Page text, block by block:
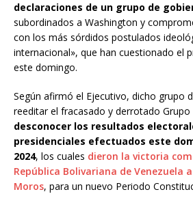
declaraciones de un grupo de
subordinados a Washington y
con los más sórdidos postulados
internacional», que han cuestionado el
este domingo.
Según afirmó el Ejecutivo, dicho grupo
reeditar el fracasado y derrotado Grupo
desconocer los resultados
presidenciales efectuados este
2024, los cuales dieron la victoria
República Bolivariana de Venezuela
Moros, para un nuevo Periodo